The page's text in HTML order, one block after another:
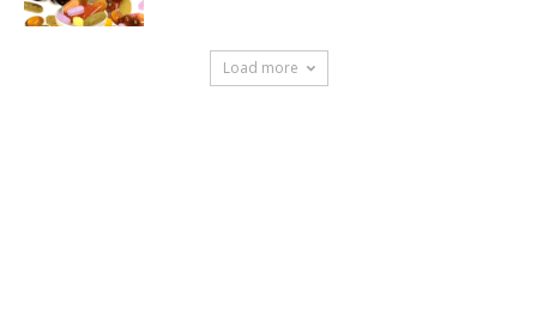
Load more